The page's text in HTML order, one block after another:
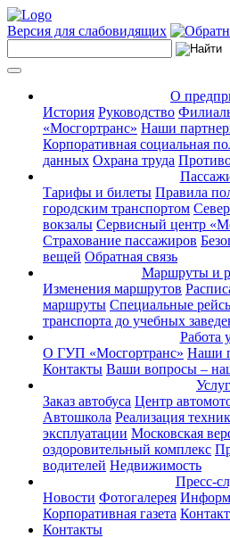
Версия для слабовидящих
О
История Руководство
«Мосгортранс» Наши
Корпоративная социальная
данных Охрана труда
Тарифы и билеты Правила
городским транспортом
вокзалы Сервисный центр
Страхование пассажиров
вещей Обратная связь
Маршруты и
Изменения маршрутов
маршруты Специальные
транспорта до учебных
Работа
О ГУП «Мосгортранс» Наши
Контакты Ваши вопросы –
Заказ автобуса Центр
Автошкола Реализация
эксплуатации Московская
оздоровительный комплекс
водителей Недвижимость
Пресс-
Новости Фотогалерея
Корпоративная газета
Контакты